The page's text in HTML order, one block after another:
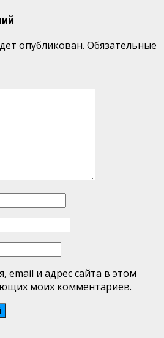
опубликован. Обязательные
email и адрес сайта в этом
моих комментариев.